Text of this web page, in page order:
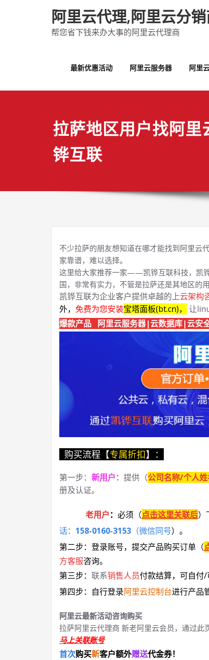
阿里云代理,阿里云分
帮您省下钱来办大事的阿里云代理商
最新优惠活动 阿里云服务器 阿里
拉萨地区用户找阿里
铧互联
不少拉萨的朋友想知道在哪才能找到阿里云
家靠谱，难以选择。
这里给大家推荐一家——凯铧互联科技，凯
国，非常有实力，不管是拉萨还是其地区的
凯铧互联为企业客户提供卓越的上云架构
外， 免费为您安装宝塔面板(bt.cn)，
让
爆款产品 阿里云服务器|云数据库|云安
购买流程【专属折扣】：
第一步： 新用户： 提供（公司名称/个人
册及认证。
老用户： 必须 （点击这里关联后）
话： 158-0160-3153 （微信同号） 。
第二步：登录账号，提交产品购买订单（
方客服咨询。
第三步： 联系销售人员付款结算，可自付/
第四步：自行登录阿里云控制台进行产品
阿里云最新活动咨询购买
拉萨阿里云代理商 新老阿里云会员，通过此
马上关联账号
首次购买新客户额外赠送代金券！